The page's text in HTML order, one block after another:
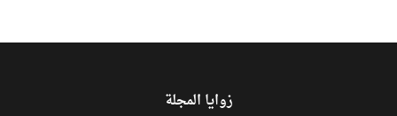
زوايا المجلة